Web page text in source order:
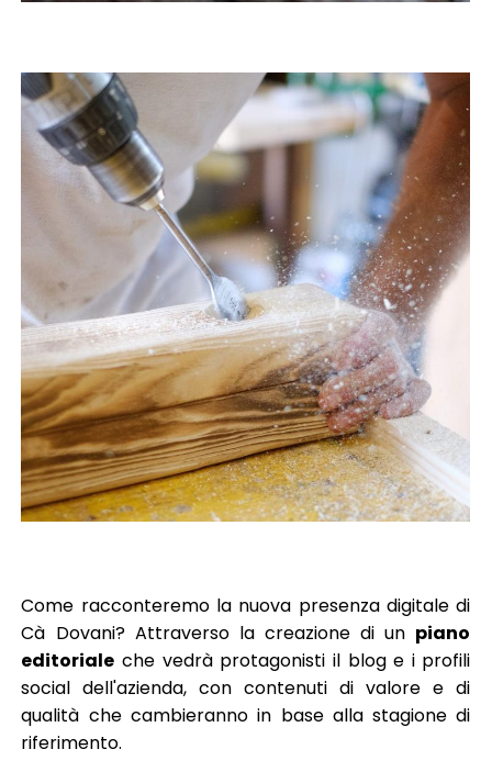
Come racconteremo la nuova presenza digitale di
Cà Dovani? Attraverso la creazione di un piano
editoriale che vedrà protagonisti il blog e i profili
social dell'azienda, con contenuti di valore e di
qualità che cambieranno in base alla stagione di
riferimento.